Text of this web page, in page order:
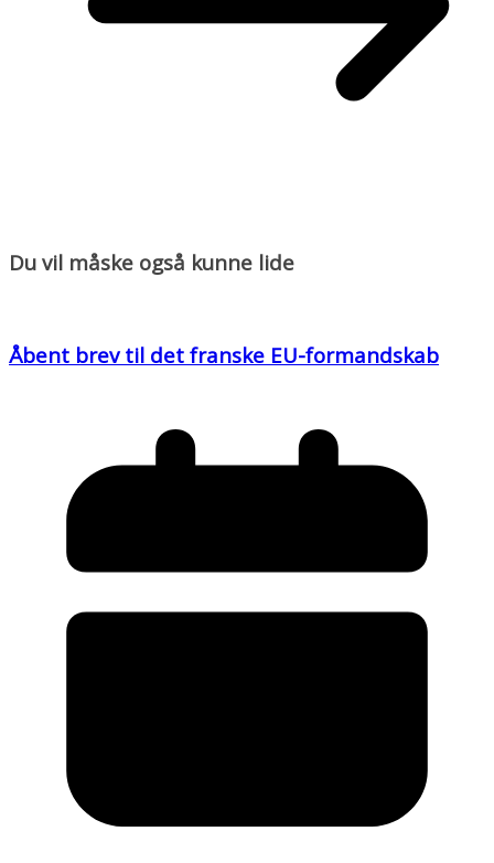
Du vil måske også kunne lide
Åbent brev til det franske EU-formandskab